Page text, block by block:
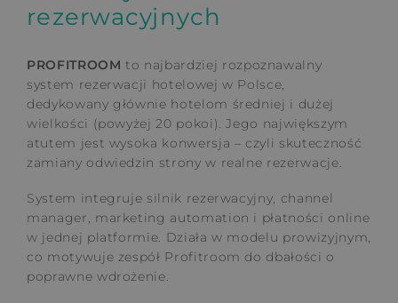
rezerwacyjnych
PROFITROOM to najbardziej rozpoznawalny
system rezerwacji hotelowej w Polsce,
dedykowany głównie hotelom średniej i dużej
wielkości (powyżej 20 pokoi). Jego największym
atutem jest wysoka konwersja – czyli skuteczność
zamiany odwiedzin strony w realne rezerwacje.
System integruje silnik rezerwacyjny, channel
manager, marketing automation i płatności online
w jednej platformie. Działa w modelu prowizyjnym,
co motywuje zespół Profitroom do dbałości o
poprawne wdrożenie.